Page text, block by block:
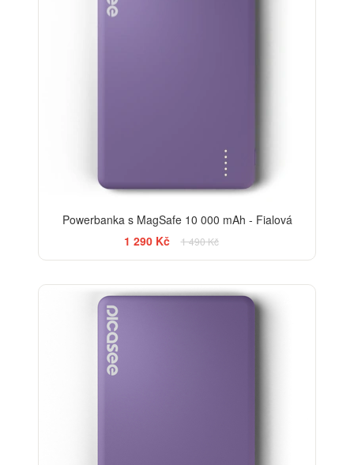
Powerbanka s MagSafe 10 000 mAh - Fialová
1 290 Kč
1 490 Kč